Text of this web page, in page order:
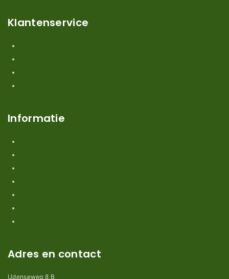
Klantenservice
Informatie
Adres en contact
Udenseweg 8 B